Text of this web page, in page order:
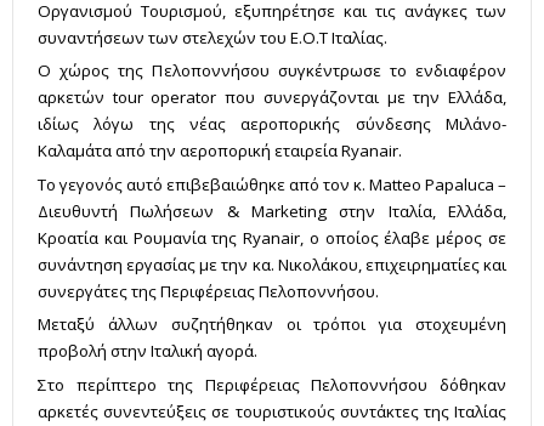
Οργανισμού Τουρισμού, εξυπηρέτησε και τις ανάγκες των
συναντήσεων των στελεχών του Ε.Ο.Τ Ιταλίας.
Ο χώρος της Πελοποννήσου συγκέντρωσε το ενδιαφέρον
αρκετών tour operator που συνεργάζονται με την Ελλάδα,
ιδίως λόγω της νέας αεροπορικής σύνδεσης Μιλάνο-
Καλαμάτα από την αεροπορική εταιρεία Ryanair.
Το γεγονός αυτό επιβεβαιώθηκε από τον κ. Matteo Papaluca –
Διευθυντή Πωλήσεων & Marketing στην Ιταλία, Ελλάδα,
Κροατία και Ρουμανία της Ryanair, ο οποίος έλαβε μέρος σε
συνάντηση εργασίας με την κα. Νικολάκου, επιχειρηματίες και
συνεργάτες της Περιφέρειας Πελοποννήσου.
Μεταξύ άλλων συζητήθηκαν οι τρόποι για στοχευμένη
προβολή στην Ιταλική αγορά.
Στο περίπτερο της Περιφέρειας Πελοποννήσου δόθηκαν
αρκετές συνεντεύξεις σε τουριστικούς συντάκτες της Ιταλίας